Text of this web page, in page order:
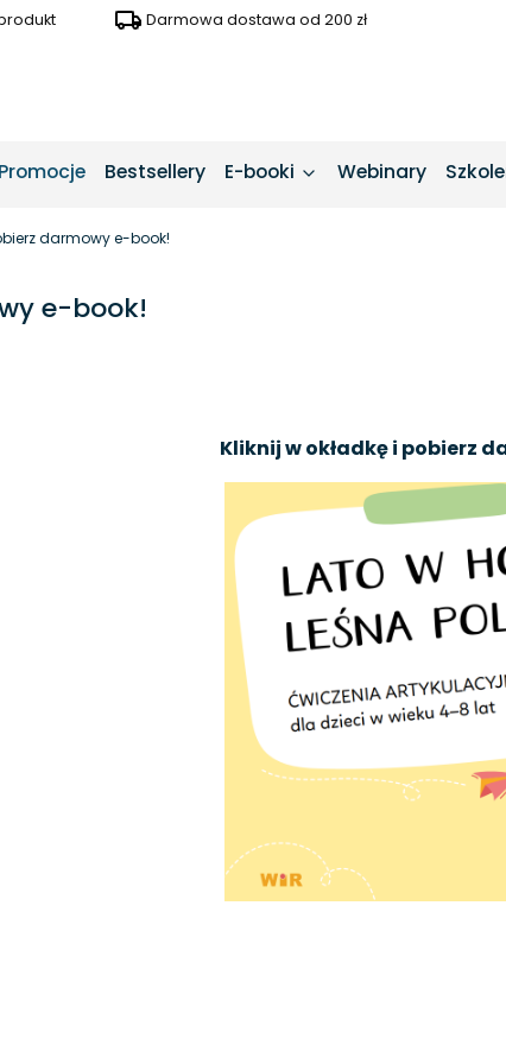
Darmowa dostawa od 200 zł
Promocje Bestsellery E-booki Webinary
darmowy e-book!
e-book!
Kliknij w okładkę i pobierz